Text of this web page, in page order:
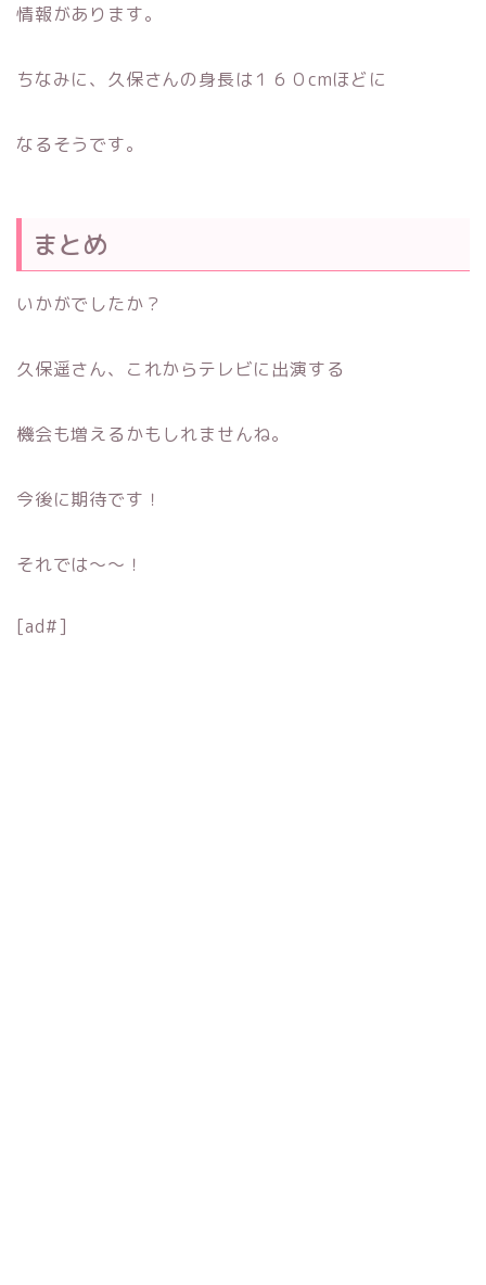
情報があります。
ちなみに、久保さんの身長は１６０cmほどに
なるそうです。
まとめ
いかがでしたか？
久保遥さん、これからテレビに出演する
機会も増えるかもしれませんね。
今後に期待です！
それでは〜〜！
[ad#]